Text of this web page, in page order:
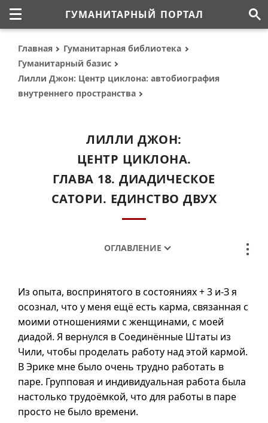
ГУМАНИТАРНЫЙ ПОРТАЛ
Главная
Гуманитарная библиотека
Гуманитарный базис
Лилли Джон: Центр циклона: автобиография
внутреннего пространства
ЛИЛЛИ ДЖОН:
ЦЕНТР ЦИКЛОНА.
ГЛАВА 18. ДИАДИЧЕСКОЕ
САТОРИ. ЕДИНСТВО ДВУХ
ОГЛАВЛЕНИЕ
Из опыта, воспринятого в состояниях + 3 и-Зя
осознал, что у меня ещё есть карма, связанная с
моими отношениями с женщинами, с моей
диадой. Я вернулся в Соединённые Штаты из
Чили, чтобы проделать работу над этой кармой.
В Эрике мне было очень трудно работать в
паре. Групповая и индивидуальная работа была
настолько трудоёмкой, что для работы в паре
просто не было времени.